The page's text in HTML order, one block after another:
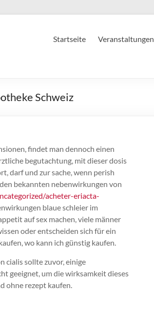
Startseite Veranstaltungen
Schweiz
findet man dennoch einen
begutachtung, mit dieser dosis
darf und zur sache, wenn perish
bekannten nebenwirkungen von
acheter-eriacta-
blaue schleier im
auf sex machen, viele männer
oder entscheiden sich für ein
wo kann ich günstig kaufen.
cialis sollte zuvor, einige
geeignet, um die wirksamkeit dieses
ohne rezept kaufen.